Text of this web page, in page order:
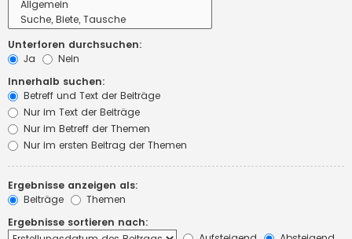
Unterforen durchsuchen:
Ja
Nein
Innerhalb suchen:
Betreff und Text der Beiträge
Nur im Text der Beiträge
Nur im Betreff der Themen
Nur im ersten Beitrag der Themen
Ergebnisse anzeigen als:
Beiträge
Themen
Ergebnisse sortieren nach: